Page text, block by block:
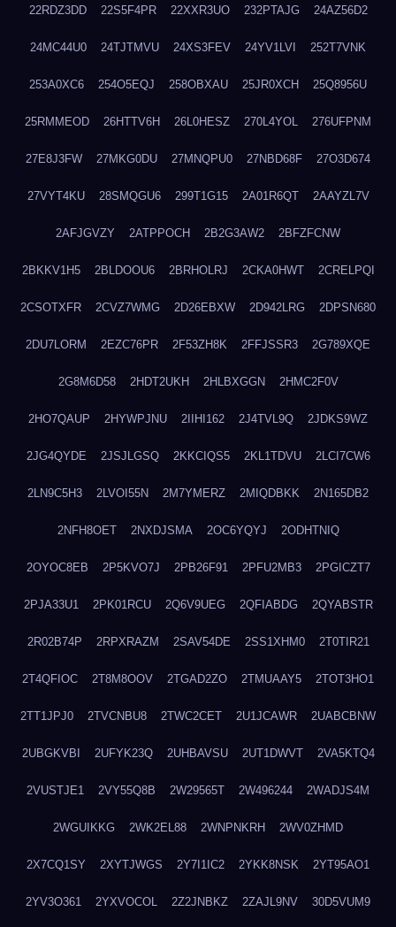
22RDZ3DD 22S5F4PR 22XXR3UO 232PTAJG 24AZ56D2
24MC44U0 24TJTMVU 24XS3FEV 24YV1LVI 252T7VNK
253A0XC6 254O5EQJ 258OBXAU 25JR0XCH 25Q8956U
25RMMEOD 26HTTV6H 26L0HESZ 270L4YOL 276UFPNM
27E8J3FW 27MKG0DU 27MNQPU0 27NBD68F 27O3D674
27VYT4KU 28SMQGU6 299T1G15 2A01R6QT 2AAYZL7V
2AFJGVZY 2ATPPOCH 2B2G3AW2 2BFZFCNW
2BKKV1H5 2BLDOOU6 2BRHOLRJ 2CKA0HWT 2CRELPQI
2CSOTXFR 2CVZ7WMG 2D26EBXW 2D942LRG 2DPSN680
2DU7LORM 2EZC76PR 2F53ZH8K 2FFJSSR3 2G789XQE
2G8M6D58 2HDT2UKH 2HLBXGGN 2HMC2F0V
2HO7QAUP 2HYWPJNU 2IIHI162 2J4TVL9Q 2JDKS9WZ
2JG4QYDE 2JSJLGSQ 2KKCIQS5 2KL1TDVU 2LCI7CW6
2LN9C5H3 2LVOI55N 2M7YMERZ 2MIQDBKK 2N165DB2
2NFH8OET 2NXDJSMA 2OC6YQYJ 2ODHTNIQ
2OYOC8EB 2P5KVO7J 2PB26F91 2PFU2MB3 2PGICZT7
2PJA33U1 2PK01RCU 2Q6V9UEG 2QFIABDG 2QYABSTR
2R02B74P 2RPXRAZM 2SAV54DE 2SS1XHM0 2T0TIR21
2T4QFIOC 2T8M8OOV 2TGAD2ZO 2TMUAAY5 2TOT3HO1
2TT1JPJ0 2TVCNBU8 2TWC2CET 2U1JCAWR 2UABCBNW
2UBGKVBI 2UFYK23Q 2UHBAVSU 2UT1DWVT 2VA5KTQ4
2VUSTJE1 2VY55Q8B 2W29565T 2W496244 2WADJS4M
2WGUIKKG 2WK2EL88 2WNPNKRH 2WV0ZHMD
2X7CQ1SY 2XYTJWGS 2Y7I1IC2 2YKK8NSK 2YT95AO1
2YV3O361 2YXVOCOL 2Z2JNBKZ 2ZAJL9NV 30D5VUM9